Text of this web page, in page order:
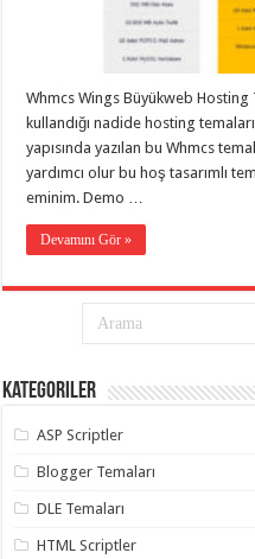
gaziantep
evden
taşımacılık,
gaziantep
evden
taşımacılık,
gaziantep
asansörlü
evden
taşımacılık,
organizasyon,
organizasyon,
Whmcs Wings Büyükweb Hosting
kullandığı nadide hosting
yapısında yazılan bu Whmcs
yardımcı olur bu hoş tasarımlı
eminim. Demo …
Devamını Gör »
Kategoriler
ASP Scriptler
Blogger Temaları
DLE Temaları
HTML Scriptler